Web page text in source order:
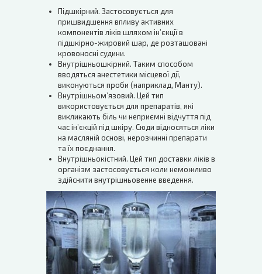
Підшкірний. Застосовується для
пришвидшення впливу активних
компонентів ліків шляхом ін’єкції в
підшкірно-жировий шар, де розташовані
кровоносні судини.
Внутрішньошкірний. Таким способом
вводяться анестетики місцевої дії,
виконуються проби (наприклад, Манту).
Внутрішньом’язовий. Цей тип
використовується для препаратів, які
викликають біль чи неприємні відчуття під
час ін’єкцій під шкіру. Сюди відносяться ліки
на масляній основі, нерозчинні препарати
та їх поєднання.
Внутрішньокістний. Цей тип доставки ліків в
організм застосовується коли неможливо
здійснити внутрішньовенне введення.